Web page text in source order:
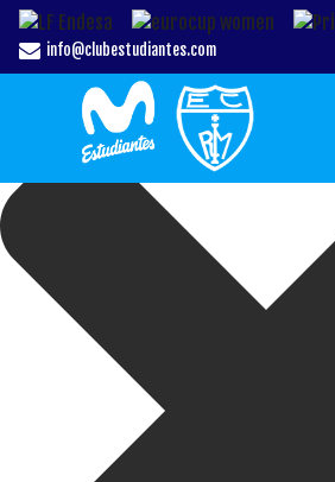
Gestionar el Consentimiento de las Cookies
info@clubestudiantes.com